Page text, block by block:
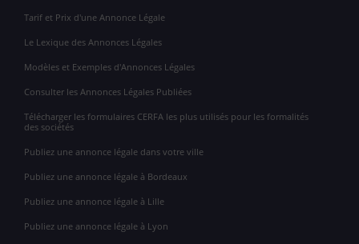
Tarif et Prix d'une Annonce Légale
Le Lexique des Annonces Légales
Modèles et Exemples d'Annonces Légales
Consulter les Annonces Légales Publiées
Télécharger les formulaires CERFA les plus utilisés pour les formalités
des sociétés
Publiez une annonce légale dans votre ville
Publiez une annonce légale à Bordeaux
Publiez une annonce légale à Lille
Publiez une annonce légale à Lyon